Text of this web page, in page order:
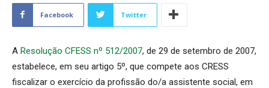
Facebook Twitter
A Resolução CFESS nº 512/2007, de 29 de setembro de 2007,
estabelece, em seu artigo 5º, que compete aos CRESS
fiscalizar o exercício da profissão do/a assistente social, em